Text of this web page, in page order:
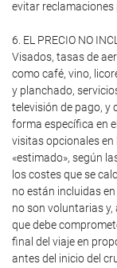
evitar reclamaciones
6. EL PRECIO NO
Visados, tasas de
como café, vino,
y planchado,
televisión de pago, y
forma específica en
visitas opcionales en
«estimado», según
los costes que se
no están incluidas
no son voluntarias y,
que debe
final del viaje en
antes del inicio del